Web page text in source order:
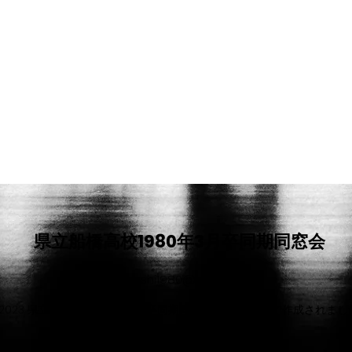
県立船橋高校1980年3月卒同期同窓会
funabashi1980@gmail.com
県立船橋高校1980年3月卒同期同窓会。Wix.com で作成されまし